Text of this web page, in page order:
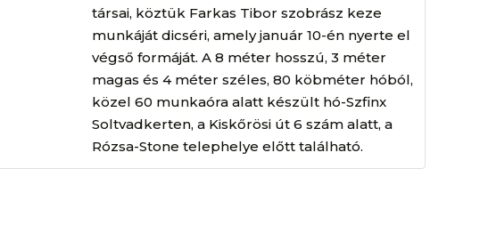
társai, köztük Farkas Tibor szobrász keze
munkáját dicséri, amely január 10-én nyerte el
végső formáját. A 8 méter hosszú, 3 méter
magas és 4 méter széles, 80 köbméter hóból,
közel 60 munkaóra alatt készült hó-Szfinx
Soltvadkerten, a Kiskőrösi út 6 szám alatt, a
Rózsa-Stone telephelye előtt található.